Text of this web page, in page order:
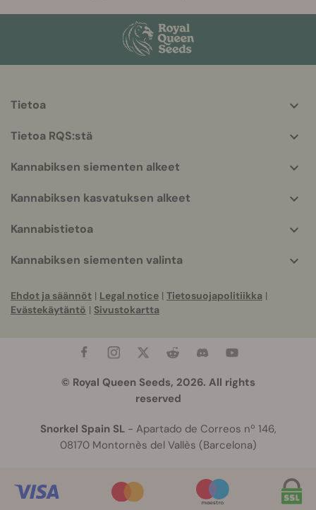
info
Tietoa
Tietoa RQS:stä
Kannabiksen siementen alkeet
Kannabiksen kasvatuksen alkeet
Kannabistietoa
Kannabiksen siementen valinta
Ehdot ja säännöt | Legal notice | Tietosuojapolitiikka |
Evästekäytäntö | Sivustokartta
© Royal Queen Seeds, 2026. All rights
reserved
Snorkel Spain SL- Apartado de Correos nº 146,
08170 Montornès del Vallès (Barcelona)